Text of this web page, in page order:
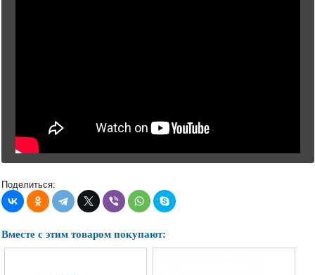
Поделиться:
Вместе с этим товаром покупают: